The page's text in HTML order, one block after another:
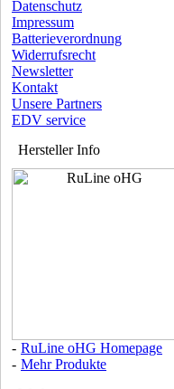
Datenschutz
Impressum
Batterieverordnung
Widerrufsrecht
Newsletter
Kontakt
Unsere Partners
EDV service
Hersteller Info
- RuLine oHG Homepage
- Mehr Produkte